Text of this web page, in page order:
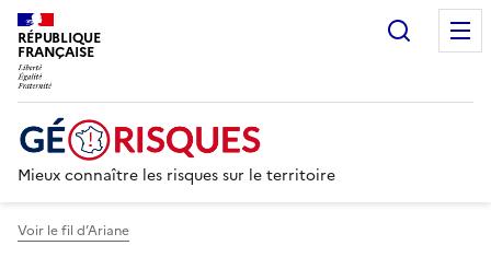
RÉPUBLIQUE
FRANÇAISE
Mieux connaître les risques sur le territoire
Voir le fil d’Ariane